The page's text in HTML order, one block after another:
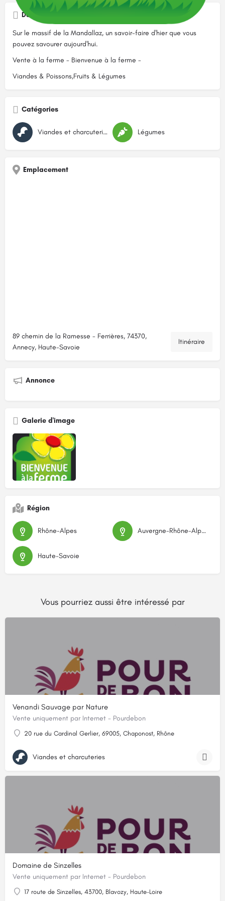
Description
Sur le massif de la Mandallaz, un savoir-faire d'hier que vous
pouvez savourer aujourd'hui.
Vente à la ferme - Bienvenue à la ferme -
Viandes & Poissons,Fruits & Légumes
Catégories
Viandes et charcuteries Légumes
Emplacement
89 chemin de la Ramesse - Ferrières, 74370,
Annecy, Haute-Savoie
Itinéraire
Annonce
Galerie d'image
Région
Rhône-Alpes Auvergne-Rhône-Alpes
Haute-Savoie
Vous pourriez aussi être intéressé par
Venandi Sauvage par Nature
Vente uniquement par Internet - Pourdebon
20 rue du Cardinal Gerlier, 69005, Chaponost, Rhône
Viandes et charcuteries
Domaine de Sinzelles
Vente uniquement par Internet - Pourdebon
17 route de Sinzelles, 43700, Blavozy, Haute-Loire